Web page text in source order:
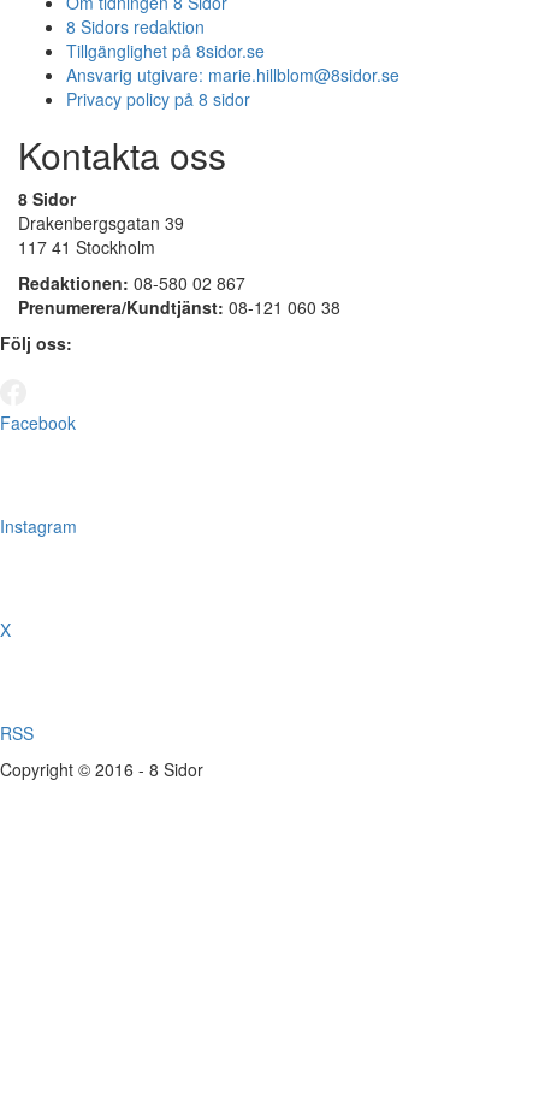
8 Sidors redaktion
Tillgänglighet på 8sidor.se
Ansvarig utgivare: marie.hillblom@8sidor.se
Privacy policy på 8 sidor
Kontakta oss
8 Sidor
Drakenbergsgatan 39
117 41 Stockholm
Redaktionen: 08-580 02 867
Prenumerera/Kundtjänst: 08-121 060 38
Följ oss:
Facebook
Instagram
X
RSS
Copyright © 2016 - 8 Sidor